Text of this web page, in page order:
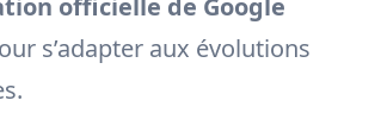
officielle de Google
s’adapter aux évolutions